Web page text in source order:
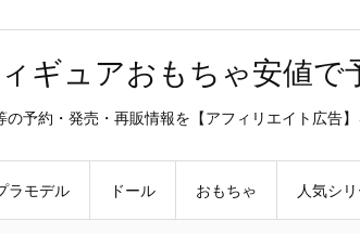
ギュアおもちゃ安値で
予約・発売・再販情報を【アフィリエイト広告】
ラモデル ドール おもちゃ 人気シ